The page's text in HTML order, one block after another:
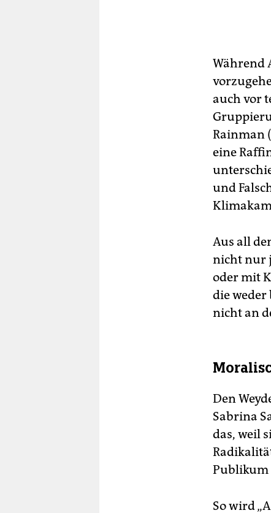
Während
auch vor
Rainman
eine
und
Aus all
nicht nur
oder mit
die
nicht an
Den
Sabrina
das, weil
Publikum
So wird